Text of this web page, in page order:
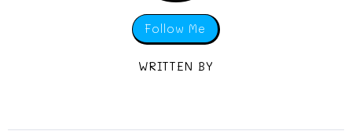
Follow Me
WRITTEN BY